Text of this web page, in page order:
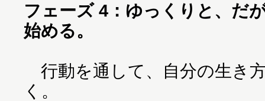
フェーズ 4：ゆっくりと、だ
始める。
行動を通して、自分の生き
く。